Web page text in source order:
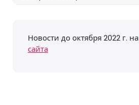
Новости до октября 2022 г. на
сайта